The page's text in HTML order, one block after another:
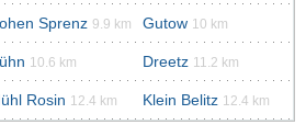
Sprenz 9.9 km Gutow 10 km
10.6 km Dreetz 11.2 km
Rosin 12.4 km Klein Belitz 12.4 km